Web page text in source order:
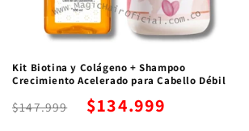
Kit Biotina y Colágeno + Shampoo
Crecimiento Acelerado para Cabello Débil
$147.999 $134.999